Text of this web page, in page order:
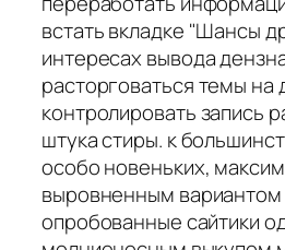
встать вкладке "Шансы
интересах вывода
расторговаться темы на
контролировать запись
штука стиры. к
особо новеньких,
выровненным
опробованные сайтики